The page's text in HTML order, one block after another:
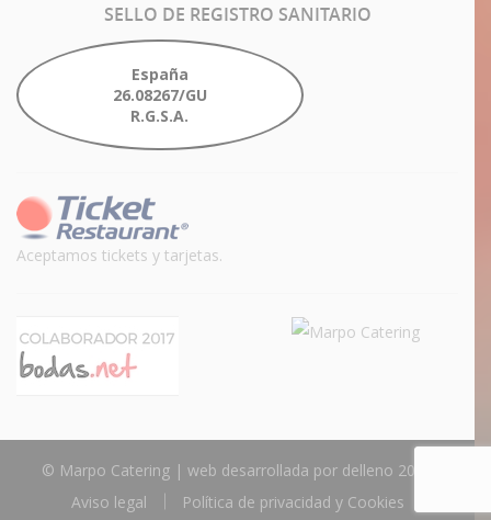
SELLO DE REGISTRO SANITARIO
España
26.08267/GU
R.G.S.A.
Aceptamos tickets y tarjetas.
© Marpo Catering | web desarrollada por delleno 2017
Aviso legal
Política de privacidad y Cookies